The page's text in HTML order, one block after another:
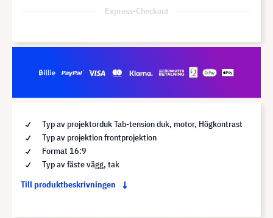
Express-Checkout
Typ av projektorduk Tab-tension duk, motor, Högkontrast
Typ av projektion frontprojektion
Format 16:9
Typ av fäste vägg, tak
Till produktbeskrivningen